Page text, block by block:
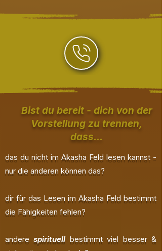
Bist du bereit - dich von der
Vorstellung zu trennen,
dass...
das du nicht im Akasha Feld lesen kannst -
nur die anderen können das?
dir für das Lesen im Akasha Feld bestimmt
die Fähigkeiten fehlen?
anderespirituellbestimmt viel besser &